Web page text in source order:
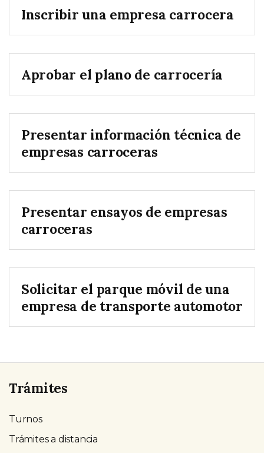
Inscribir una empresa carrocera
Aprobar el plano de carrocería
Presentar información técnica de
empresas carroceras
Presentar ensayos de empresas
carroceras
Solicitar el parque móvil de una
empresa de transporte automotor
Trámites
Turnos
Trámites a distancia